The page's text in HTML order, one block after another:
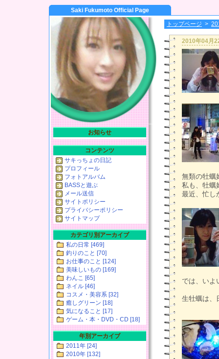
Saki Fukumoto Official Page
トップページ >
2010年04月
無類の牡蠣
私も、牡蠣
最近、忙し
では、いよ
生牡蠣は、
お知らせ
コンテンツ
サキっちょの日記
プロフィール
フォトアルバム
BASSと遊ぶ
メール送信
サイトポリシー
プライバシーポリシー
サイトマップ
カテゴリ別アーカイブ
私の日常 [469]
釣りのこと [70]
お仕事のこと [124]
美味しいもの [169]
わんこ [65]
ネイル [46]
コスメ・美容系 [32]
癒しグリーン [18]
気になること [17]
ゲーム・本・DVD・CD [18]
年別アーカイブ
2011年 [24]
2010年 [132]